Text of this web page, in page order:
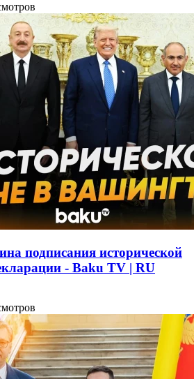
подписания исторической
- Baku TV | RU